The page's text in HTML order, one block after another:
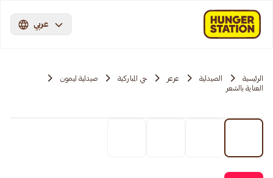
عربي
الرئيسية الصيدلية عرعر حي المباركية
صيدلية ليمون
العناية بالشعر